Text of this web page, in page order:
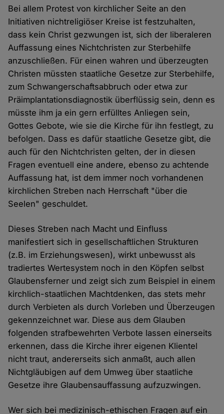
Bei allem Protest von kirchlicher Seite an den
Initiativen nichtreligiöser Kreise ist festzuhalten,
dass kein Christ gezwungen ist, sich der liberaleren
Auffassung eines Nichtchristen zur Sterbehilfe
anzuschließen. Für einen wahren und überzeugten
Christen müssten staatliche Gesetze zur Sterbehilfe,
zum Schwangerschaftsabbruch oder etwa zur
Präimplantationsdiagnostik überflüssig sein, denn es
müsste ihm ja ein gern erfülltes Anliegen sein,
Gottes Gebote, wie sie die Kirche für ihn festlegt, zu
befolgen. Dass es dafür staatliche Gesetze gibt, die
auch für den Nichtchristen gelten, der in diesen
Fragen eventuell eine andere, ebenso zu achtende
Auffassung hat, ist dem immer noch vorhandenen
kirchlichen Streben nach Herrschaft "über die
Seelen" geschuldet.
Dieses Streben nach Macht und Einfluss
manifestiert sich in gesellschaftlichen Strukturen
(z.B. im Erziehungswesen), wirkt unbewusst als
tradiertes Wertesystem noch in den Köpfen selbst
Glaubensferner und zeigt sich zum Beispiel in einem
kirchlich-staatlichen Machtdenken, das stets mehr
durch Verbieten als durch Vorleben und Überzeugen
gekennzeichnet war. Diese aus dem Glauben
folgenden strafbewehrten Verbote lassen einerseits
erkennen, dass die Kirche ihrer eigenen Klientel
nicht traut, andererseits sich anmaßt, auch allen
Nichtgläubigen auf dem Umweg über staatliche
Gesetze ihre Glaubensauffassung aufzuzwingen.
Wer sich bei medizinisch-ethischen Fragen auf ein